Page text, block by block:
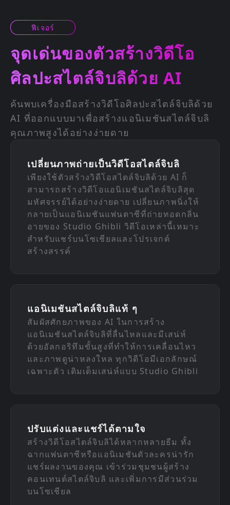
ฟีเจอร์
จุดเด่นของตัวสร้างวิดีโอ
ศิลปะสไตล์จิบลิด้วย AI
ค้นพบเครื่องมือสร้างวิดีโอศิลปะสไตล์จิบลิด้วย
AI ที่ออกแบบมาเพื่อสร้างแอนิเมชันสไตล์จิบลิ
คุณภาพสูงได้อย่างง่ายดาย
เปลี่ยนภาพถ่ายเป็นวิดีโอสไตล์จิบลิ
เพียงใช้ตัวสร้างวิดีโอสไตล์จิบลิด้วย AI ก็
สามารถสร้างวิดีโอแอนิเมชันสไตล์จิบลิสุด
มหัศจรรย์ได้อย่างง่ายดาย เปลี่ยนภาพนิ่งให้
กลายเป็นแอนิเมชันแฟนตาซีที่ถ่ายทอดกลิ่น
อายของ Studio Ghibli วิดีโอเหล่านี้เหมาะ
สำหรับแชร์บนโซเชียลและโปรเจกต์
สร้างสรรค์
แอนิเมชันสไตล์จิบลิแท้ ๆ
สัมผัสศักยภาพของ AI ในการสร้าง
แอนิเมชันสไตล์จิบลิที่ลื่นไหลและมีเสน่ห์
ด้วยอัลกอริทึมขั้นสูงที่ทำให้การเคลื่อนไหว
และภาพดูน่าหลงใหล ทุกวิดีโอมีเอกลักษณ์
เฉพาะตัว เติมเต็มเสน่ห์แบบ Studio Ghibli
ปรับแต่งและแชร์ได้ตามใจ
สร้างวิดีโอสไตล์จิบลิได้หลากหลายธีม ทั้ง
ฉากแฟนตาซีหรือแอนิเมชันตัวละครน่ารัก
แชร์ผลงานของคุณ เข้าร่วมชุมชนผู้สร้าง
คอนเทนต์สไตล์จิบลิ และเพิ่มการมีส่วนร่วม
บนโซเชียล